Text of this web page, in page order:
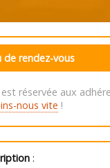
de rendez-vous
réservée aux
nous vite !
: